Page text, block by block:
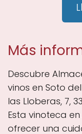
Más
Descubre
vinos en Soto
las Lloberas, 7,
Esta vinoteca
ofrecer una